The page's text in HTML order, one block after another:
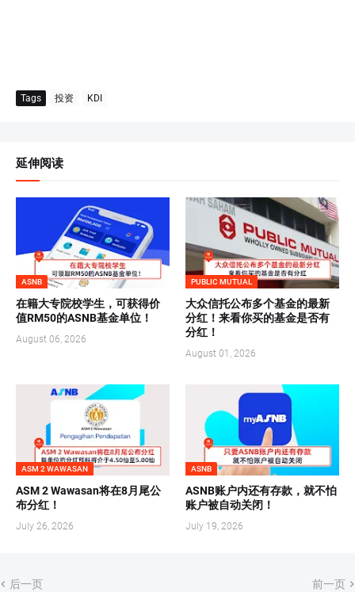
Tags 投资 KDI
延伸阅读
ASNB
在籍大专院校学生，可获得价
值RM50的ASNB基金单位！
August 06, 2026
PUBLIC MUTUAL
大众信托公布多个基金的最新
分红！来看你买的基金是否有
分红！
August 01, 2026
ASM 2 WAWASAN
ASM 2 Wawasan将在8月尾公
布分红！
July 26, 2026
ASNB
ASNB账户内还有存款，就不怕
账户被自动关闭！
July 19, 2026
后一页 前一页